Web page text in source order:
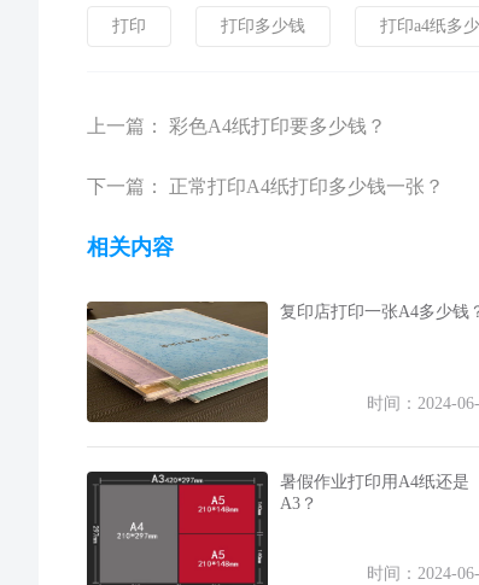
打印 打印多少钱 打印a4纸多
上一篇： 彩色A4纸打印要多少钱？
下一篇： 正常打印A4纸打印多少钱一张？
相关内容
复印店打印一张A4多少钱
时间：2024-
暑假作业打印用A4纸还是
A3？
时间：2024-